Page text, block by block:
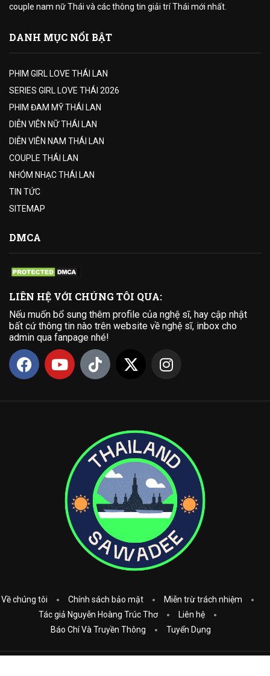
couple nam nữ Thái và các thông tin giải trí Thái mới nhất.
DANH MỤC NỔI BẬT
PHIM GIRL LOVE THÁI LAN
SERIES GIRL LOVE THÁI 2026
PHIM ĐAM MỸ THÁI LAN
DIỄN VIÊN NỮ THÁI LAN
DIỄN VIÊN NAM THÁI LAN
COUPLE THÁI LAN
NHÓM NHẠC THÁI LAN
TIN TỨC
SITEMAP
DMCA
LIÊN HỆ VỚI CHÚNG TÔI QUA:
Nếu muốn bổ sung thêm profile của nghệ sĩ, hay cập nhật
bất cứ thông tin nào trên website về nghệ sĩ, inbox cho
admin qua fanpage nhé!
Về chúng tôi Chính sách bảo mật
Miễn trừ trách nhiệm
Tác giả Nguyễn Hoàng Trúc Thơ
Liên hệ
Báo Chí Và Truyền Thông
Tuyển Dụng